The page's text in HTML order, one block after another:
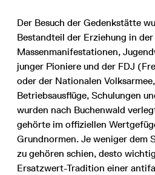
Der Besuch der Gedenkstätte
Bestandteil der Erziehung in der
Massenmanifestationen,
junger Pioniere und der FDJ
oder der Nationalen
Betriebsausflüge, Schulungen
wurden nach Buchenwald
gehörte im offiziellen
Grundnormen. Je weniger dem
zu gehören schien, desto
Ersatzwert-Tradition einer